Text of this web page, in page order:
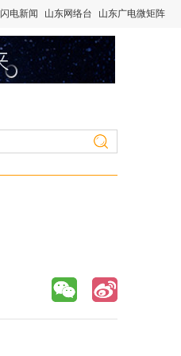
闪电新闻 山东网络台 山东广电微矩阵